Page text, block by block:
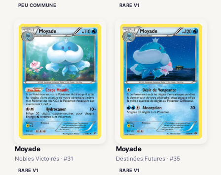
PEU COMMUNE RARE V1
Moyade
Nobles Victoires · #31
RARE V1
Moyade
Destinées Futures · #35
RARE V1